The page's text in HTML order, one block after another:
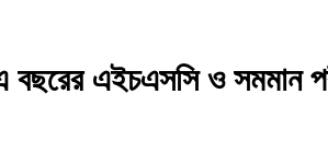
এ বছরের এইচএসসি ও সমমান